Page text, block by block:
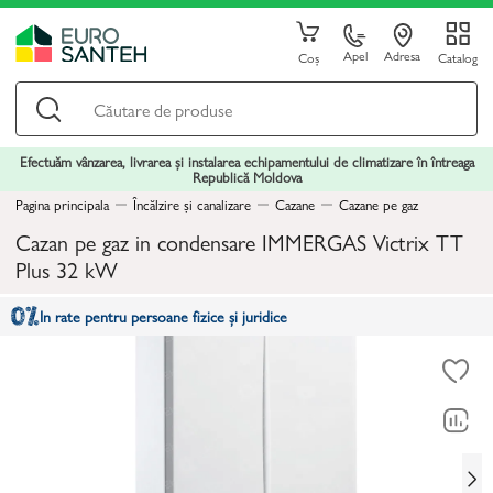
Coș Apel Adresa Catalog
Efectuăm vânzarea, livrarea și instalarea echipamentului de climatizare în întreaga
Republică Moldova
Pagina principala
Încălzire și canalizare Cazane Cazane pe gaz
Cazan pe gaz in condensare IMMERGAS Victrix TT
Plus 32 kW
In rate pentru persoane fizice și juridice